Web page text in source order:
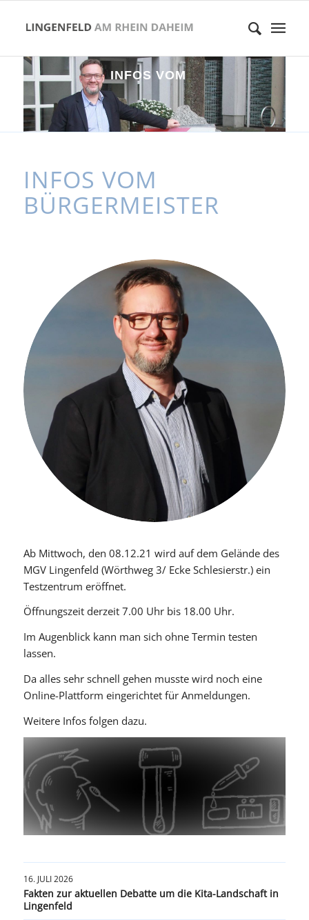
INFOS VOM
BÜ E RMEI
INFOS VOM
BÜRGERMEISTER
Ab Mittwoch, den 08.12.21 wird auf dem Gelände des
MGV Lingenfeld (Wörthweg 3/ Ecke Schlesierstr.) ein
Testzentrum eröffnet.
Öffnungszeit derzeit 7.00 Uhr bis 18.00 Uhr.
Im Augenblick kann man sich ohne Termin testen
lassen.
Da alles sehr schnell gehen musste wird noch eine
Online-Plattform eingerichtet für Anmeldungen.
Weitere Infos folgen dazu.
16. JULI 2026
Fakten zur aktuellen Debatte um die Kita-Landschaft in
Lingenfeld